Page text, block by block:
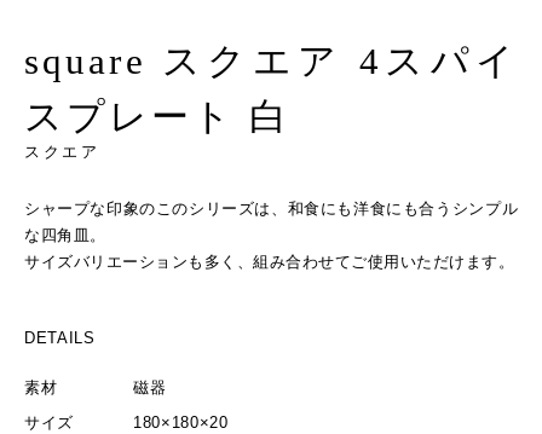
square スクエア 4スパイ
スプレート 白
スクエア
シャープな印象のこのシリーズは、和食にも洋食にも合うシンプル
な四角皿。
サイズバリエーションも多く、組み合わせてご使用いただけます。
DETAILS
素材
磁器
サイズ
180×180×20